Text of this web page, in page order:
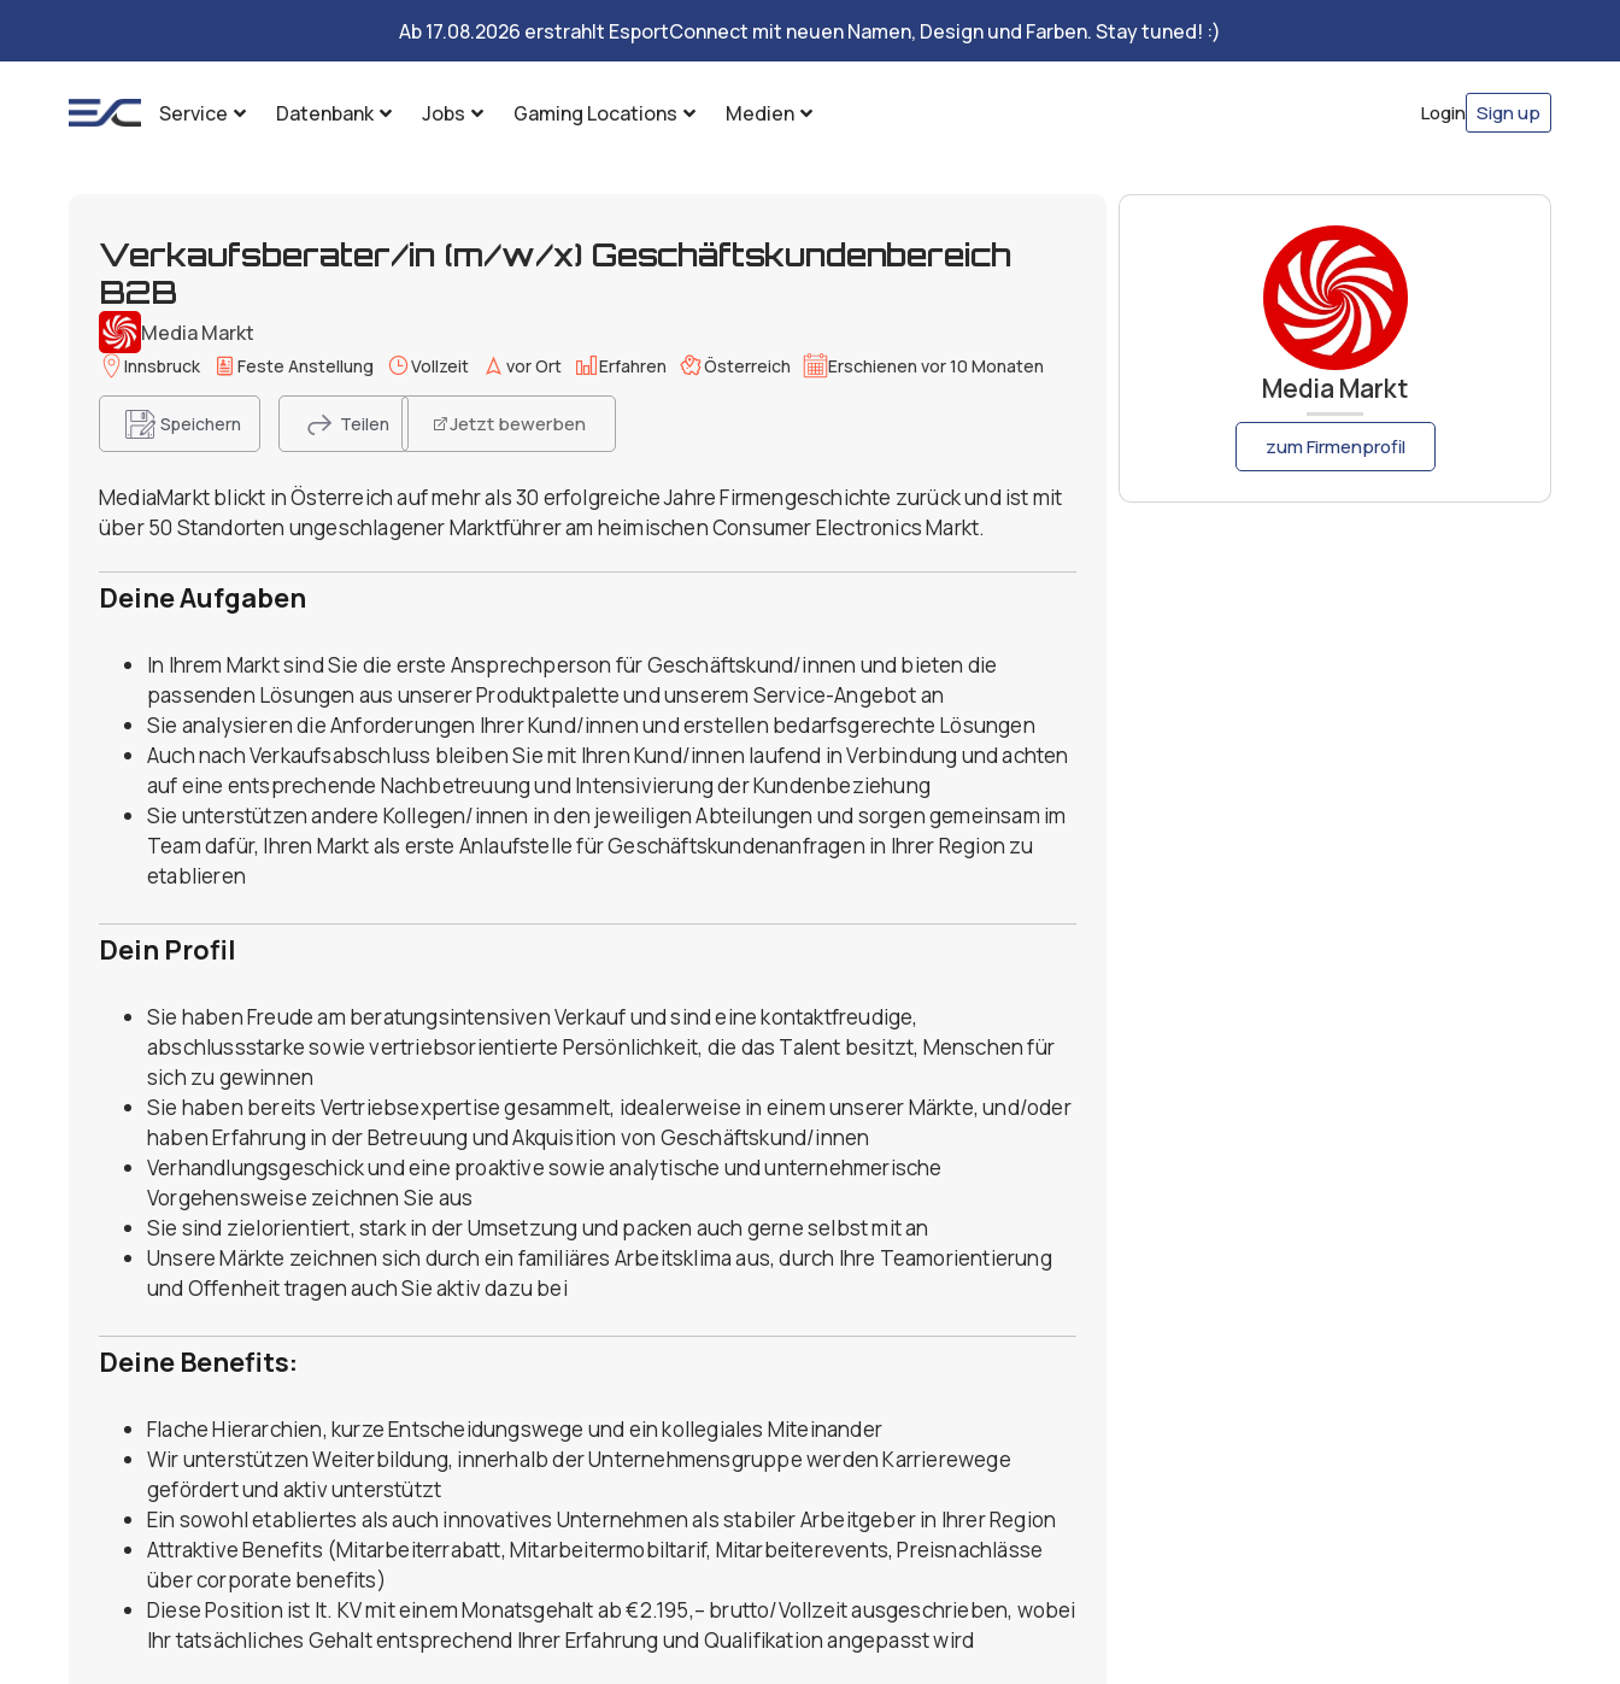
Ab 17.08.2026 erstrahlt EsportConnect mit neuen Namen, Design und Farben. Stay tuned! :)
Service Datenbank Jobs Gaming Locations Medien Login Sign up
Verkaufsberater/in (m/w/x) Geschäftskundenbereich
B2B
Media Markt
Innsbruck Feste Anstellung Vollzeit vor Ort Erfahren Österreich Erschienen vor 10 Monaten
Speichern Teilen Jetzt bewerben
MediaMarkt blickt in Österreich auf mehr als 30 erfolgreiche Jahre Firmengeschichte zurück und ist mit
über 50 Standorten ungeschlagener Marktführer am heimischen Consumer Electronics Markt.
Deine Aufgaben
In Ihrem Markt sind Sie die erste Ansprechperson für Geschäftskund/innen und bieten die
passenden Lösungen aus unserer Produktpalette und unserem Service-Angebot an
Sie analysieren die Anforderungen Ihrer Kund/innen und erstellen bedarfsgerechte Lösungen
Auch nach Verkaufsabschluss bleiben Sie mit Ihren Kund/innen laufend in Verbindung und achten
auf eine entsprechende Nachbetreuung und Intensivierung der Kundenbeziehung
Sie unterstützen andere Kollegen/innen in den jeweiligen Abteilungen und sorgen gemeinsam im
Team dafür, Ihren Markt als erste Anlaufstelle für Geschäftskundenanfragen in Ihrer Region zu
etablieren
Dein Profil
Sie haben Freude am beratungsintensiven Verkauf und sind eine kontaktfreudige,
abschlussstarke sowie vertriebsorientierte Persönlichkeit, die das Talent besitzt, Menschen für
sich zu gewinnen
Sie haben bereits Vertriebsexpertise gesammelt, idealerweise in einem unserer Märkte, und/oder
haben Erfahrung in der Betreuung und Akquisition von Geschäftskund/innen
Verhandlungsgeschick und eine proaktive sowie analytische und unternehmerische
Vorgehensweise zeichnen Sie aus
Sie sind zielorientiert, stark in der Umsetzung und packen auch gerne selbst mit an
Unsere Märkte zeichnen sich durch ein familiäres Arbeitsklima aus, durch Ihre Teamorientierung
und Offenheit tragen auch Sie aktiv dazu bei
Deine Benefits:
Flache Hierarchien, kurze Entscheidungswege und ein kollegiales Miteinander
Wir unterstützen Weiterbildung, innerhalb der Unternehmensgruppe werden Karrierewege
gefördert und aktiv unterstützt
Ein sowohl etabliertes als auch innovatives Unternehmen als stabiler Arbeitgeber in Ihrer Region
Attraktive Benefits (Mitarbeiterrabatt, Mitarbeitermobiltarif, Mitarbeiterevents, Preisnachlässe
über corporate benefits)
Diese Position ist lt. KV mit einem Monatsgehalt ab €2.195,– brutto/Vollzeit ausgeschrieben, wobei
Ihr tatsächliches Gehalt entsprechend Ihrer Erfahrung und Qualifikation angepasst wird
Media Markt
zum Firmenprofil